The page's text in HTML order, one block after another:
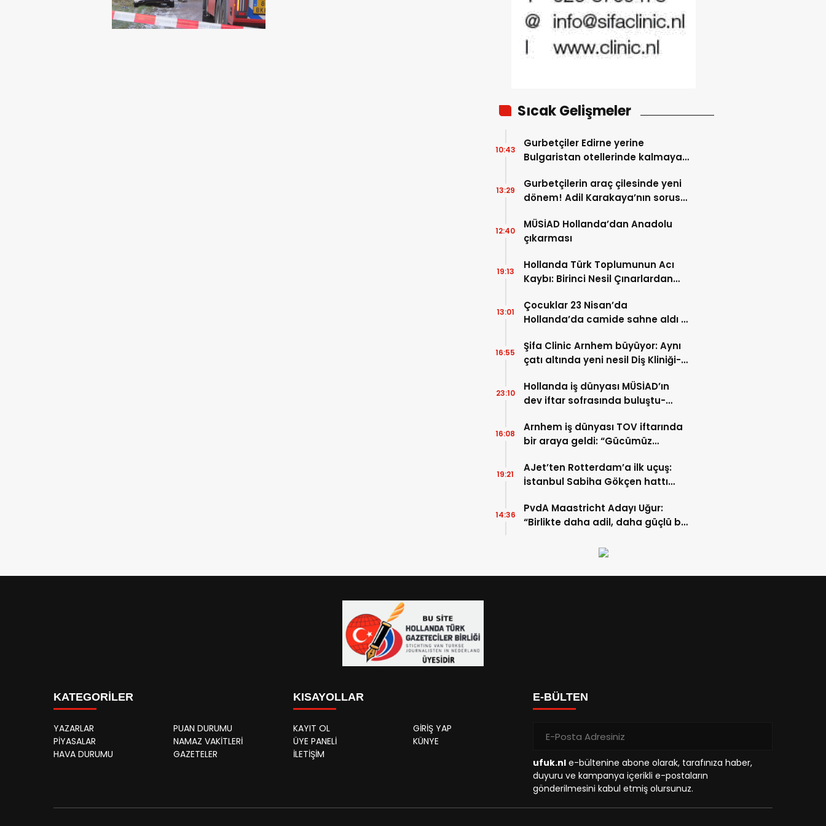
Sıcak Gelişmeler
Gurbetçiler Edirne yerine
Bulgaristan otellerinde kalmaya
10:43
Gurbetçilerin araç çilesinde yeni
dönem! Adil Karakaya’nın sorusu
13:29
MÜSİAD Hollanda’dan Anadolu
çıkarması
12:40
Hollanda Türk Toplumunun Acı
Kaybı: Birinci Nesil Çınarlardan
19:13
Çocuklar 23 Nisan’da
Hollanda’da camide sahne aldı –
13:01
Şifa Clinic Arnhem büyüyor: Aynı
çatı altında yeni nesil Diş Kliniği-
16:55
Hollanda iş dünyası MÜSİAD’ın
dev iftar sofrasında buluştu-
23:10
Arnhem iş dünyası TOV iftarında
bir araya geldi: “Gücümüz
16:08
AJet’ten Rotterdam’a ilk uçuş:
İstanbul Sabiha Gökçen hattı
19:21
PvdA Maastricht Adayı Uğur:
“Birlikte daha adil, daha güçlü bir
14:36
KATEGORİLER
YAZARLAR
PUAN DURUMU
PİYASALAR
NAMAZ VAKİTLERİ
HAVA DURUMU
GAZETELER
KISAYOLLAR
KAYIT OL
GİRİŞ YAP
ÜYE PANELİ
KÜNYE
İLETİŞİM
E-BÜLTEN
ufuk.nl e-bültenine abone olarak, tarafınıza haber,
duyuru ve kampanya içerikli e-postaların
gönderilmesini kabul etmiş olursunuz.